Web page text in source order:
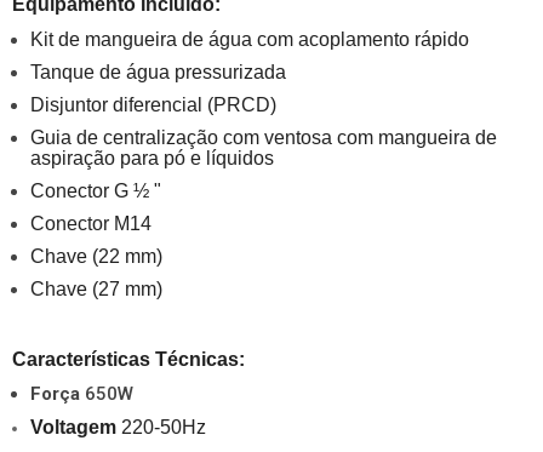
Equipamento Incluído:
Kit de mangueira de água com acoplamento rápido
Tanque de água pressurizada
Disjuntor diferencial (PRCD)
Guia de centralização com ventosa com mangueira de
aspiração para pó e líquidos
Conector G ½ "
Conector M14
Chave (22 mm)
Chave (27 mm)
Características Técnicas:
Força 650W
Voltagem 220-50Hz